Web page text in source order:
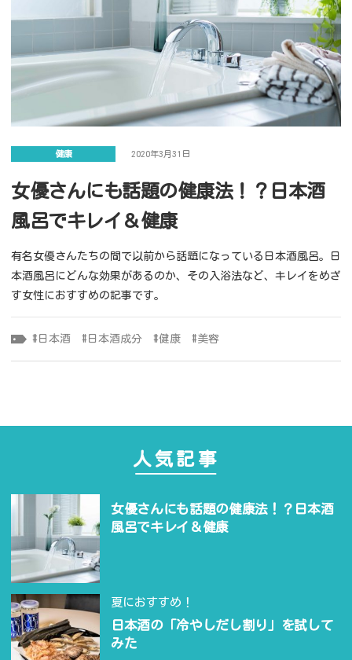
健康 2020年3月31日
女優さんにも話題の健康法！？日本酒
風呂でキレイ＆健康
有名女優さんたちの間で以前から話題になっている日本酒風呂。日
本酒風呂にどんな効果があるのか、その入浴法など、キレイをめざ
す女性におすすめの記事です。
日本酒 日本酒成分 健康 美容
人気記事
女優さんにも話題の健康法！？日本酒
風呂でキレイ＆健康
夏におすすめ！
日本酒の「冷やしだし割り」を試して
みた